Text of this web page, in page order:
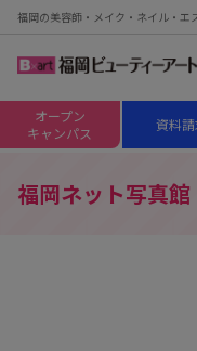
福岡の美容師・メイク・ネイル・エ
オープン
キャンパス
資料請
福岡ネット写真